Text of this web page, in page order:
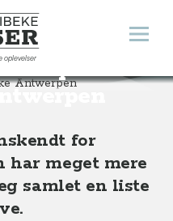
Rejser
oplevelser
Åbn
opleve i
10 steder du skal opleve i belgiske Antwerpen
for
har meget mere
samlet en liste